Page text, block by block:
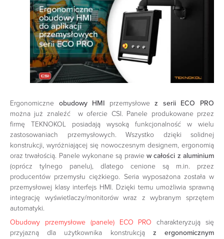
Ergonomiczne obudowy HMI przemysłowe z serii ECO PRO
można już znaleźć w ofercie CSI. Panele produkowane przez
firmę TEKNOKOL posiadają wysoką funkcjonalność w wielu
zastosowaniach przemysłowych. Wszystko dzięki solidnej
konstrukcji, wyróżniającej się nowoczesnym designem, ergonomią
oraz trwałością. Panele wykonane są prawie w całości z aluminium
(oprócz tylnego panelu), dlatego cenione są m.in. przez
producentów przemysłu ciężkiego. Seria wyposażona została w
przemysłowej klasy interfejs HMI. Dzięki temu umożliwia sprawną
integrację wyświetlaczy/monitorów wraz z wybranym sprzętem
automatyki.
Obudowy przemysłowe (panele) ECO PRO charakteryzują się
przyjazną dla użytkownika konstrukcjąz ergonomicznym